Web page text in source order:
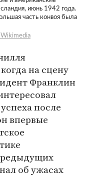
июнь 1942 года.
часть конвоя была
на сцену
Франклин
после
впервые
об ужасах